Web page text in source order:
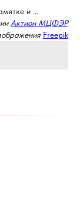
и ...
Актион МЦФЭР
Freepik